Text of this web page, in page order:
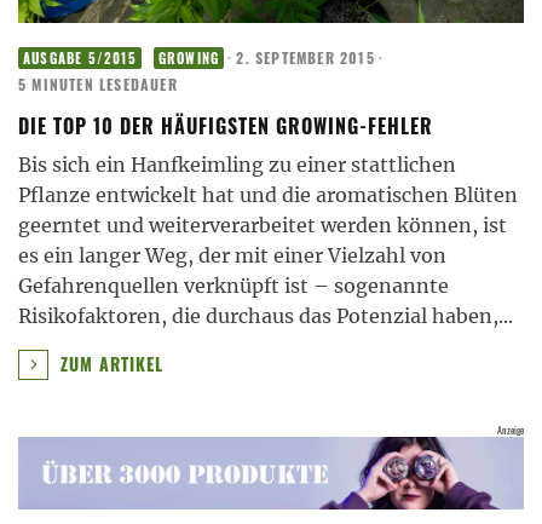
AUSGABE 5/2015 GROWING · 2. SEPTEMBER 2015 ·
5 MINUTEN LESEDAUER
DIE TOP 10 DER HÄUFIGSTEN GROWING-FEHLER
Bis sich ein Hanfkeimling zu einer stattlichen
Pflanze entwickelt hat und die aromatischen Blüten
geerntet und weiterverarbeitet werden können, ist
es ein langer Weg, der mit einer Vielzahl von
Gefahrenquellen verknüpft ist – sogenannte
Risikofaktoren, die durchaus das Potenzial haben,...
ZUM ARTIKEL